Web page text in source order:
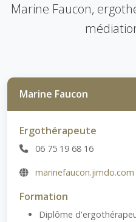
Marine Faucon,
Marine Faucon
Ergothérapeute
06 75 19 68 16
marinefaucon.jimdo.com
Formation
Diplôme